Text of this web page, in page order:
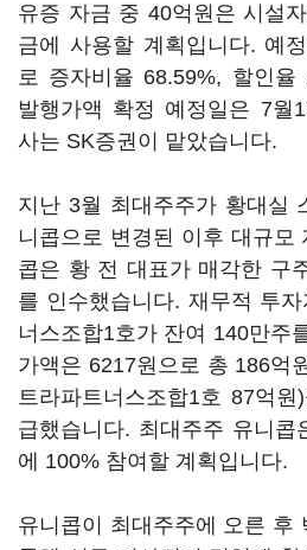
유증 자금 중 40억원은 시설
금에 사용할 계획입니다. 예
로 증자비율 68.59%, 할인율
발행가액 확정 예정일은 7월
사는 SK증권이 맡았습니다.
지난 3월 최대주주가 황대실
니콥으로 변경된 이후 대규모
콥은 황 전 대표가 매각한 구
를 인수했습니다. 재무적 투
너스조합1호가 잔여 140만주
가액은 6217원으로 총 186억
트라파트너스조합1호 87억
급했습니다. 최대주주 유니
에 100% 참여할 계획입니다.
유니콥이 최대주주에 오른 후